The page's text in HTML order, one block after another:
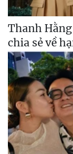
Thanh
chia sẻ về